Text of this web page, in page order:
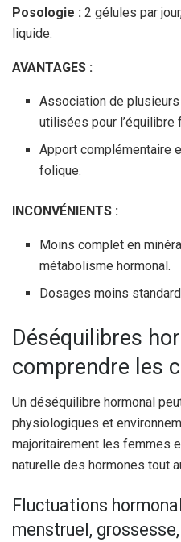
Posologie : 2 gélules par
liquide.
AVANTAGES :
Association de
utilisées pour l’équilibre
Apport complémentaire
folique.
INCONVÉNIENTS :
Moins complet en
métabolisme hormonal.
Dosages moins
Déséquilibres
comprendre les
Un déséquilibre hormonal
physiologiques et
majoritairement les femmes
naturelle des hormones tout
Fluctuations
menstruel,